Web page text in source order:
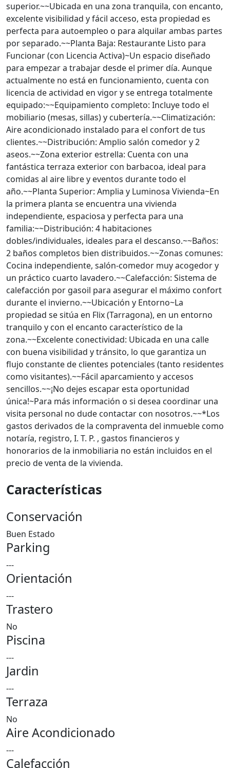
superior.~~Ubicada en una zona tranquila, con encanto,
excelente visibilidad y fácil acceso, esta propiedad es
perfecta para autoempleo o para alquilar ambas partes
por separado.~~Planta Baja: Restaurante Listo para
Funcionar (con Licencia Activa)~Un espacio diseñado
para empezar a trabajar desde el primer día. Aunque
actualmente no está en funcionamiento, cuenta con
licencia de actividad en vigor y se entrega totalmente
equipado:~~Equipamiento completo: Incluye todo el
mobiliario (mesas, sillas) y cubertería.~~Climatización:
Aire acondicionado instalado para el confort de tus
clientes.~~Distribución: Amplio salón comedor y 2
aseos.~~Zona exterior estrella: Cuenta con una
fantástica terraza exterior con barbacoa, ideal para
comidas al aire libre y eventos durante todo el
año.~~Planta Superior: Amplia y Luminosa Vivienda~En
la primera planta se encuentra una vivienda
independiente, espaciosa y perfecta para una
familia:~~Distribución: 4 habitaciones
dobles/individuales, ideales para el descanso.~~Baños:
2 baños completos bien distribuidos.~~Zonas comunes:
Cocina independiente, salón-comedor muy acogedor y
un práctico cuarto lavadero.~~Calefacción: Sistema de
calefacción por gasoil para asegurar el máximo confort
durante el invierno.~~Ubicación y Entorno~La
propiedad se sitúa en Flix (Tarragona), en un entorno
tranquilo y con el encanto característico de la
zona.~~Excelente conectividad: Ubicada en una calle
con buena visibilidad y tránsito, lo que garantiza un
flujo constante de clientes potenciales (tanto residentes
como visitantes).~~Fácil aparcamiento y accesos
sencillos.~~¡No dejes escapar esta oportunidad
única!~Para más información o si desea coordinar una
visita personal no dude contactar con nosotros.~~*Los
gastos derivados de la compraventa del inmueble como
notaría, registro, I. T. P. , gastos financieros y
honorarios de la inmobiliaria no están incluidos en el
precio de venta de la vivienda.
Características
Conservación
Buen Estado
Parking
---
Orientación
---
Trastero
No
Piscina
---
Jardin
---
Terraza
No
Aire Acondicionado
---
Calefacción